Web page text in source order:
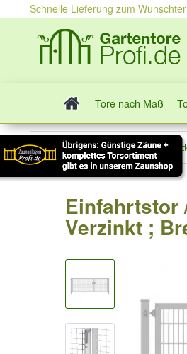
Schnelle Lieferung zum
Tore nach Maß
Tore 2-flügelig
Einfahrtstor
Verzinkt ;